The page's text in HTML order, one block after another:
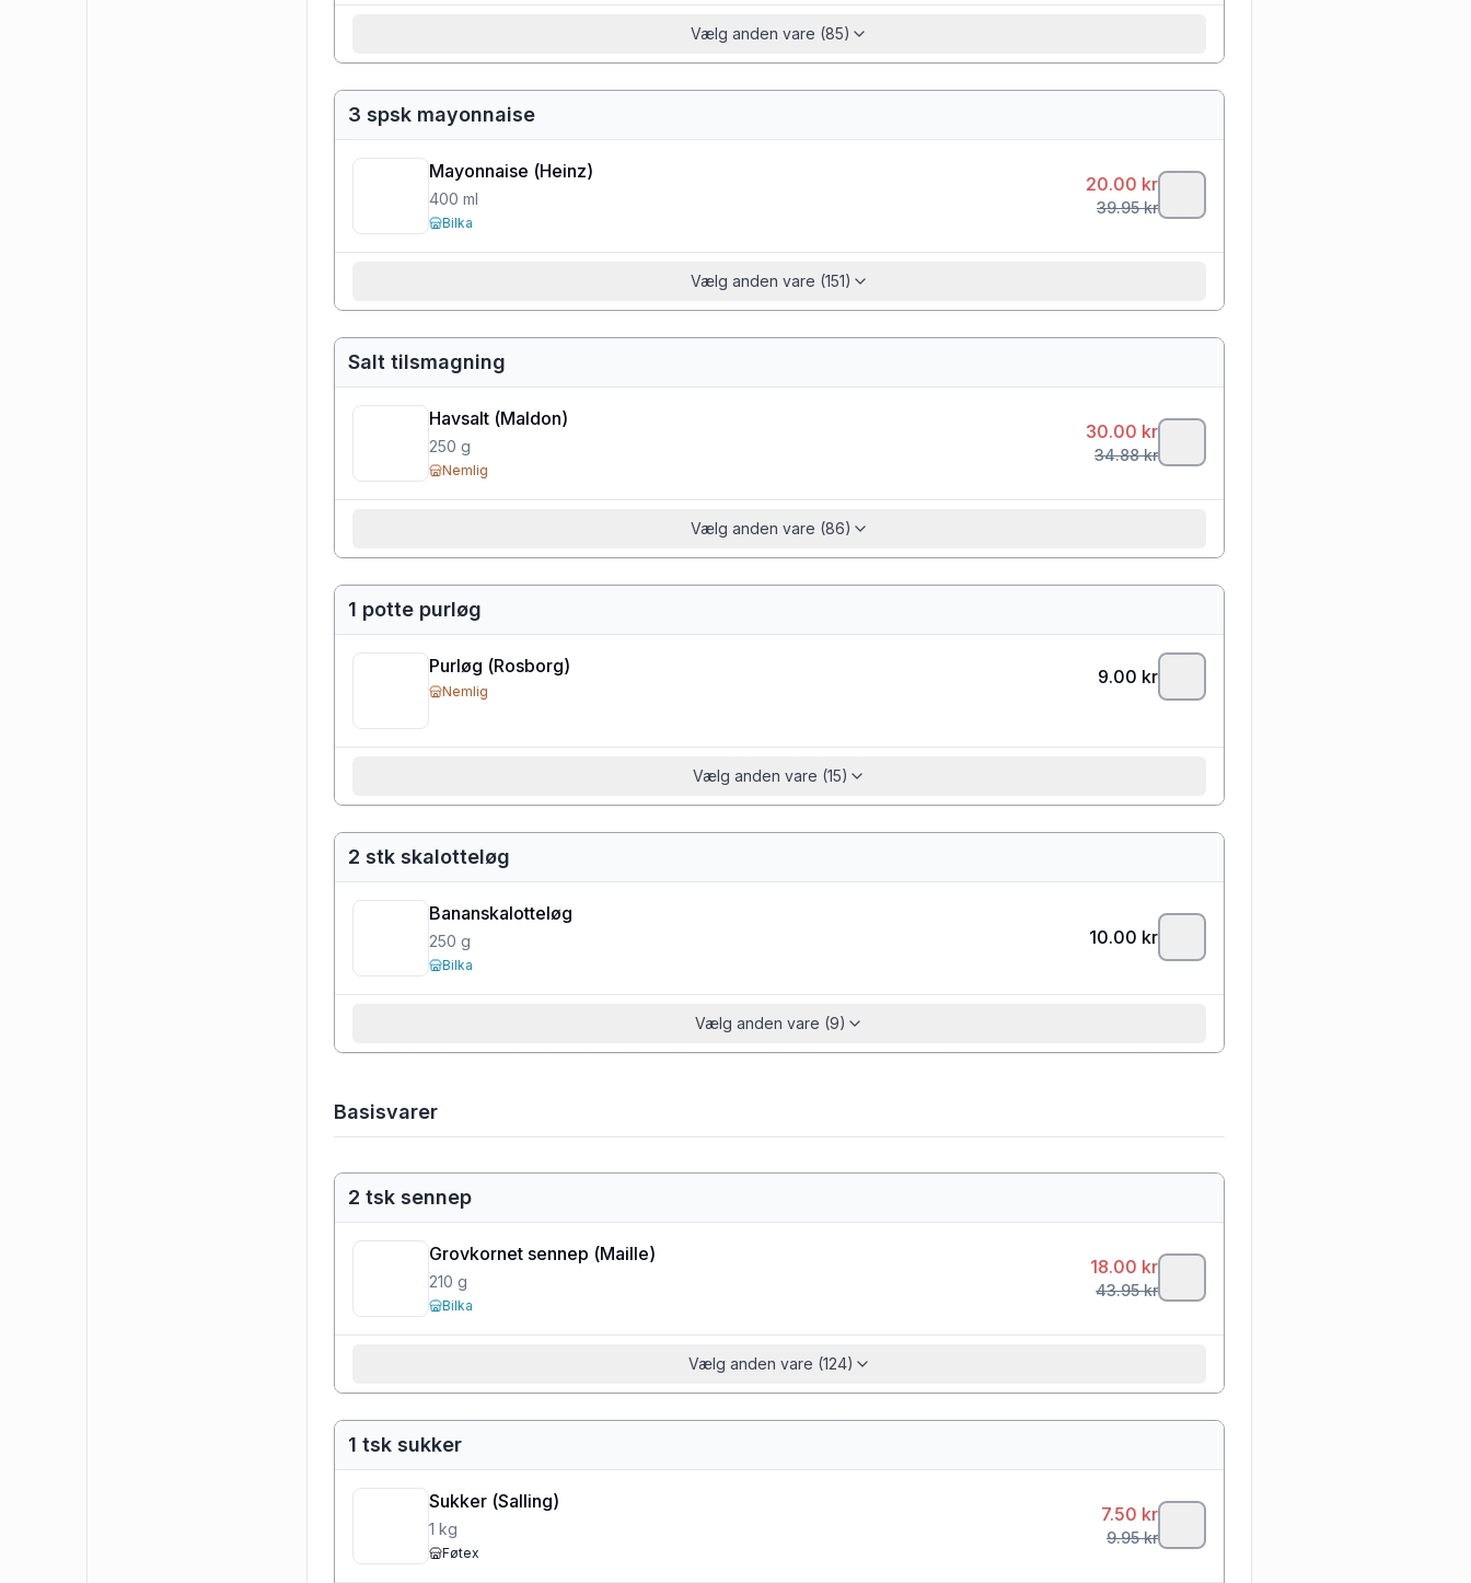
Vælg anden vare (85)
3 spsk mayonnaise
Mayonnaise (Heinz)
400 ml
Bilka
20.00 kr
39.95kr
Vælg anden vare (151)
Salt tilsmagning
Havsalt (Maldon)
250 g
Nemlig
30.00 kr
34.88kr
Vælg anden vare (86)
1 potte purløg
Purløg (Rosborg)
Nemlig
9.00 kr
Vælg anden vare (15)
2 stk skalotteløg
Bananskalotteløg
250 g
Bilka
10.00 kr
Vælg anden vare (9)
Basisvarer
2 tsk sennep
Grovkornet sennep (Maille)
210 g
Bilka
18.00 kr
43.95kr
Vælg anden vare (124)
1 tsk sukker
Sukker (Salling)
1 kg
Føtex
7.50 kr
9.95kr